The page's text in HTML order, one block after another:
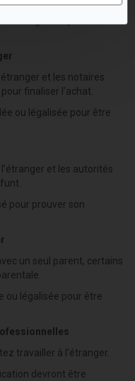
et les notaires
finaliser l’achat.
ou légalisée pour être
et les autorités
pour prouver son
un seul parent, certains
ou légalisée pour être
travailler à l’étranger.
devront être